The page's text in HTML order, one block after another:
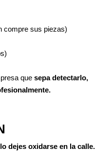
compre sus piezas)
que sepa detectarlo,
dejes oxidarse en la calle.